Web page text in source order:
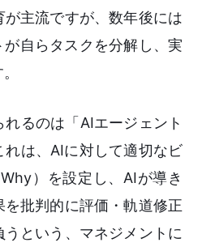
主流ですが、数年後には
自らタスクを分解し、実
るのは「AIエージェント
は、AIに対して適切なビ
）を設定し、AIが導き
批判的に評価・軌道修正
うという、マネジメントに